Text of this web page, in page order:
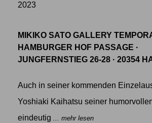
2023
MIKIKO SATO GALLERY
HAMBURGER HOF PASSAGE ·
JUNGFERNSTIEG 26-28 · 20354
Auch in seiner kommenden
Yoshiaki Kaihatsu seiner
eindeutig ... mehr lesen